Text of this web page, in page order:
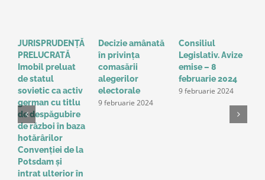
JURISPRUDENȚĂ
PRELUCRATĂ
Imobil preluat
de statul
sovietic ca activ
german cu titlu
de despăgubire
de război în baza
hotărârilor
Convenţiei de la
Potsdam și
intrat ulterior în
Decizie amânată
în privinţa
comasării
alegerilor
electorale
9 februarie 2024
Consiliul
Legislativ. Avize
emise – 8
februarie 2024
9 februarie 2024